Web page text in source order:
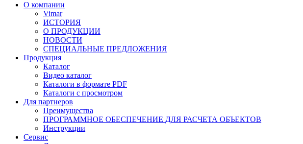
О компании
Vimar
ИСТОРИЯ
О ПРОДУКЦИИ
НОВОСТИ
СПЕЦИАЛЬНЫЕ ПРЕДЛОЖЕНИЯ
Продукция
Каталог
Видео каталог
Каталоги в формате PDF
Каталоги с просмотром
Для партнеров
Преимущества
ПРОГРАММНОЕ ОБЕСПЕЧЕНИЕ ДЛЯ РАСЧЕТА ОБЪЕКТОВ
Инструкции
Сервис